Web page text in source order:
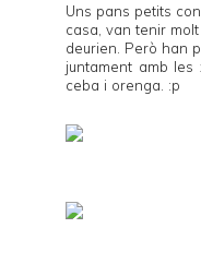
Uns pans petits
casa, van tenir
deurien. Però han
juntament amb les
ceba i orenga . :p